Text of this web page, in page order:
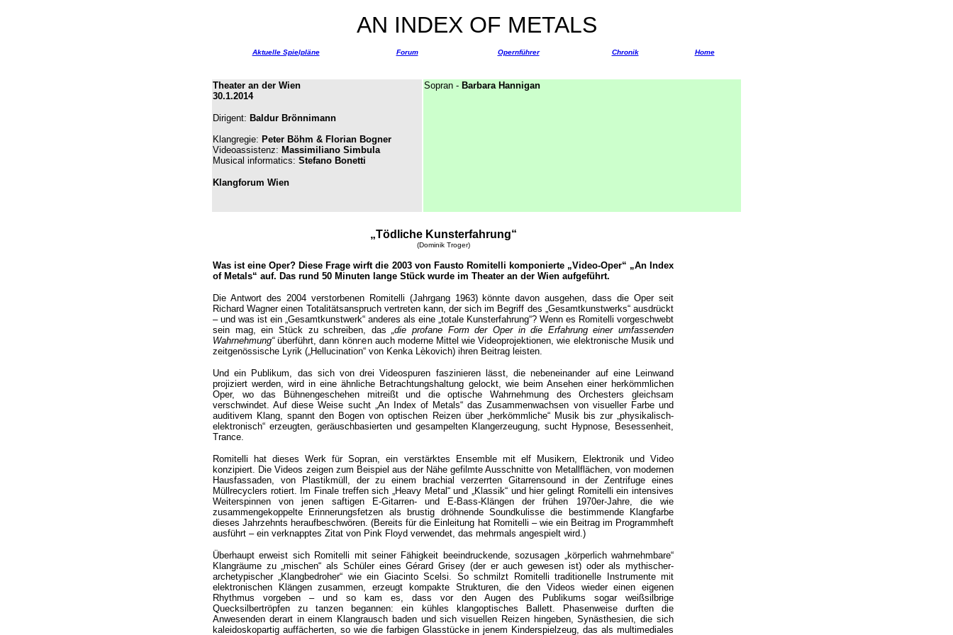
AN INDEX OF METALS
Aktuelle Spielpläne Forum Opernführer Chronik Home
Theater an der Wien
30.1.2014
Dirigent: Baldur Brönnimann
Klangregie: Peter Böhm & Florian Bogner
Videoassistenz: Massimiliano Simbula
Musical informatics: Stefano Bonetti
Klangforum Wien
Sopran - Barbara Hannigan
„Tödliche Kunsterfahrung“
(Dominik Troger)
Was ist eine Oper? Diese Frage wirft die 2003 von Fausto Romitelli komponierte „Video-Oper“ „An Index
of Metals“ auf. Das rund 50 Minuten lange Stück wurde im Theater an der Wien aufgeführt.
Die Antwort des 2004 verstorbenen Romitelli (Jahrgang 1963) könnte davon ausgehen, dass die Oper seit
Richard Wagner einen Totalitätsanspruch vertreten kann, der sich im Begriff des „Gesamtkunstwerks“ ausdrückt
– und was ist ein „Gesamtkunstwerk“ anderes als eine „totale Kunsterfahrung“? Wenn es Romitelli vorgeschwebt
sein mag, ein Stück zu schreiben, das„die profane Form der Oper in die Erfahrung einer umfassenden
Wahrnehmung“überführt, dann können auch moderne Mittel wie Videoprojektionen, wie elektronische Musik und
zeitgenössische Lyrik („Hellucination“ von Kenka Lèkovich) ihren Beitrag leisten.
Und ein Publikum, das sich von drei Videospuren faszinieren lässt, die nebeneinander auf eine Leinwand
projiziert werden, wird in eine ähnliche Betrachtungshaltung gelockt, wie beim Ansehen einer herkömmlichen
Oper, wo das Bühnengeschehen mitreißt und die optische Wahrnehmung des Orchesters gleichsam
verschwindet. Auf diese Weise sucht „An Index of Metals“ das Zusammenwachsen von visueller Farbe und
auditivem Klang, spannt den Bogen von optischen Reizen über „herkömmliche“ Musik bis zur „physikalisch-
elektronisch“ erzeugten, geräuschbasierten und gesampelten Klangerzeugung, sucht Hypnose, Besessenheit,
Trance.
Romitelli hat dieses Werk für Sopran, ein verstärktes Ensemble mit elf Musikern, Elektronik und Video
konzipiert. Die Videos zeigen zum Beispiel aus der Nähe gefilmte Ausschnitte von Metallflächen, von modernen
Hausfassaden, von Plastikmüll, der zu einem brachial verzerrten Gitarrensound in der Zentrifuge eines
Müllrecyclers rotiert. Im Finale treffen sich „Heavy Metal“ und „Klassik“ und hier gelingt Romitelli ein intensives
Weiterspinnen von jenen saftigen E-Gitarren- und E-Bass-Klängen der frühen 1970er-Jahre, die wie
zusammengekoppelte Erinnerungsfetzen als brustig dröhnende Soundkulisse die bestimmende Klangfarbe
dieses Jahrzehnts heraufbeschwören. (Bereits für die Einleitung hat Romitelli – wie ein Beitrag im Programmheft
ausführt – ein verknapptes Zitat von Pink Floyd verwendet, das mehrmals angespielt wird.)
Überhaupt erweist sich Romitelli mit seiner Fähigkeit beeindruckende, sozusagen „körperlich wahrnehmbare“
Klangräume zu „mischen“ als Schüler eines Gérard Grisey (der er auch gewesen ist) oder als mythischer-
archetypischer „Klangbedroher“ wie ein Giacinto Scelsi. So schmilzt Romitelli traditionelle Instrumente mit
elektronischen Klängen zusammen, erzeugt kompakte Strukturen, die den Videos wieder einen eigenen
Rhythmus vorgeben – und so kam es, dass vor den Augen des Publikums sogar weißsilbrige
Quecksilbertröpfen zu tanzen begannen: ein kühles klangoptisches Ballett. Phasenweise durften die
Anwesenden derart in einem Klangrausch baden und sich visuellen Reizen hingeben, Synästhesien, die sich
kaleidoskopartig auffächerten, so wie die farbigen Glasstücke in jenem Kinderspielzeug, das als multimediales